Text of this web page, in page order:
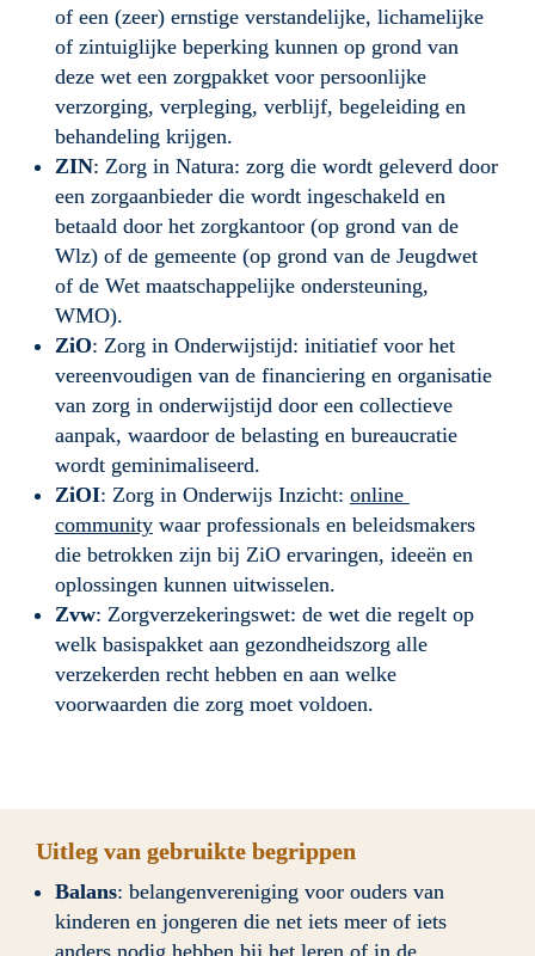
of een (zeer) ernstige verstandelijke, lichamelijke
of zintuiglijke beperking kunnen op grond van
deze wet een zorgpakket voor persoonlijke
verzorging, verpleging, verblijf, begeleiding en
behandeling krijgen.
ZIN: Zorg in Natura: zorg die wordt geleverd door
een zorgaanbieder die wordt ingeschakeld en
betaald door het zorgkantoor (op grond van de
Wlz) of de gemeente (op grond van de Jeugdwet
of de Wet maatschappelijke ondersteuning,
ZiO: Zorg in Onderwijstijd: initiatief voor het
vereenvoudigen van de financiering en organisatie
van zorg in onderwijstijd door een collectieve
aanpak, waardoor de belasting en bureaucratie
wordt geminimaliseerd.
ZiOI: Zorg in Onderwijs Inzicht: online
community waar professionals en beleidsmakers
die betrokken zijn bij ZiO ervaringen, ideeën en
oplossingen kunnen uitwisselen.
Zvw: Zorgverzekeringswet: de wet die regelt op
welk basispakket aan gezondheidszorg alle
verzekerden recht hebben en aan welke
voorwaarden die zorg moet voldoen.
Uitleg van gebruikte begrippen
Balans: belangenvereniging voor ouders van
kinderen en jongeren die net iets meer of iets
anders nodig hebben bij het leren of in de